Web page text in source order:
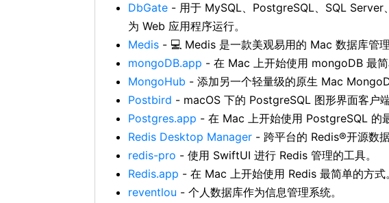
DbGate - 用于 MySQL、PostgreSQL、SQL
为 Web 应用程序运行。
Medis - 💻 Medis 是一款美观易用的 Mac 数据库管
mongoDB.app - 在 Mac 上开始使用 mongoDB 最简
MongoHub - 添加另一个轻量级的原生 Mac
Postbird - macOS 下的 PostgreSQL 图形界面客户端
Postgres.app - 在 Mac 上开始使用 PostgreSQL 的
Redis Desktop Manager - 跨平台的 Redis®开源数据
redis-pro - 使用 SwiftUI 进行 Redis 管理的工具。
Redis.app - 在 Mac 上开始使用 Redis 最简单的方式。
reventlou - 个人数据库作为信息管理系统。